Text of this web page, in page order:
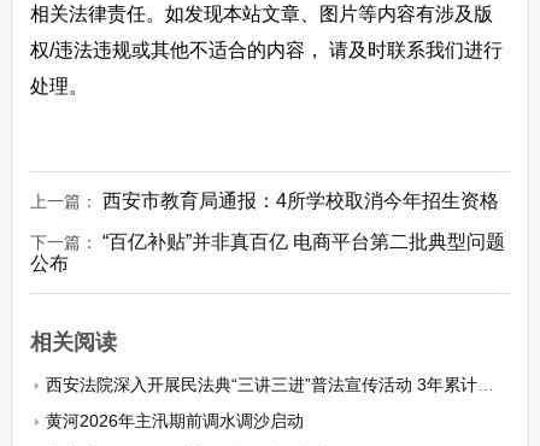
相关法律责任。如发现本站文章、图片等内容有涉及版
权/违法违规或其他不适合的内容， 请及时联系我们进行
处理。
上一篇： 西安市教育局通报：4所学校取消今年招生资格
下一篇： “百亿补贴”并非真百亿 电商平台第二批典型问题
公布
相关阅读
西安法院深入开展民法典“三讲三进”普法宣传活动 3年累计发布各类民法典适用典型案例150件
黄河2026年主汛期前调水调沙启动